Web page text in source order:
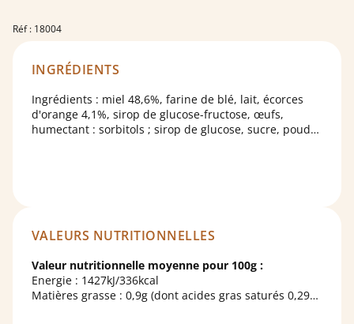
Réf : 18004
INGRÉDIENTS
Ingrédients : miel 48,6%, farine de blé, lait, écorces
d'orange 4,1%, sirop de glucose-fructose, œufs,
humectant : sorbitols ; sirop de glucose, sucre, poudre
VALEURS NUTRITIONNELLES
Valeur nutritionnelle moyenne pour 100g :
Energie : 1427kJ/336kcal
Matières grasse : 0,9g (dont acides gras saturés 0,29g)